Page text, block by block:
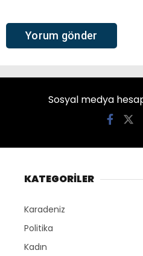
Sosyal medya
KATEGORİLER
Karadeniz
Politika
Kadın